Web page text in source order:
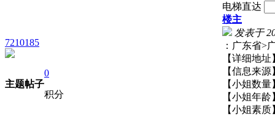
7210185
主题帖子
0
积分
电梯直达
楼主
发表于
：广东
【详细
【信息
【小姐
【小姐
【小姐